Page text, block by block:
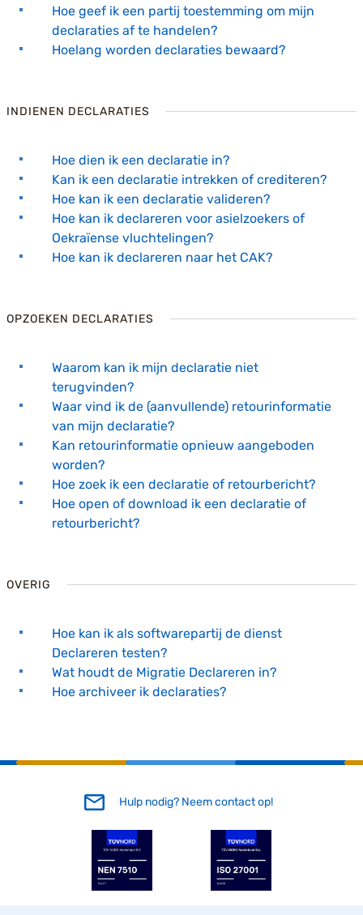
Hoe geef ik een partij toestemming om mijn
declaraties af te handelen?
Hoelang worden declaraties bewaard?
INDIENEN DECLARATIES
Hoe dien ik een declaratie in?
Kan ik een declaratie intrekken of crediteren?
Hoe kan ik een declaratie valideren?
Hoe kan ik declareren voor asielzoekers of
Oekraïense vluchtelingen?
Hoe kan ik declareren naar het CAK?
OPZOEKEN DECLARATIES
Waarom kan ik mijn declaratie niet
terugvinden?
Waar vind ik de (aanvullende) retourinformatie
van mijn declaratie?
Kan retourinformatie opnieuw aangeboden
worden?
Hoe zoek ik een declaratie of retourbericht?
Hoe open of download ik een declaratie of
retourbericht?
OVERIG
Hoe kan ik als softwarepartij de dienst
Declareren testen?
Wat houdt de Migratie Declareren in?
Hoe archiveer ik declaraties?
Hulp nodig? Neem contact op!